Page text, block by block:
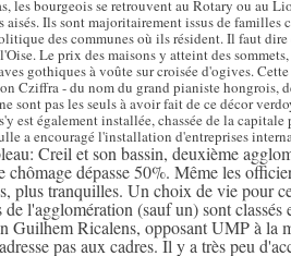
les bourgeois se retrouvent au Rotary ou au
aisés. Ils sont majoritairement issus de
des communes où ils résident. Il faut
Le prix des maisons y atteint des
gothiques à voûte sur croisée d'ogives.
Cziffra - du nom du grand pianiste hongrois,
sont pas les seuls à avoir fait de ce décor
est également installée, chassée de la
a encouragé l'installation d'entreprises
Creil et son bassin, deuxième
chômage dépasse 50%. Même les
plus tranquilles. Un choix de vie pour
de l'agglomération (sauf un) sont
Guilhem Ricalens, opposant UMP à la
pas aux cadres. Il y a très peu